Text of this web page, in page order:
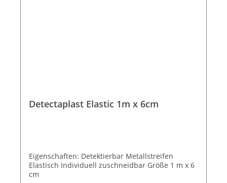
Detectaplast Elastic 1m x 6cm
Eigenschaften: Detektierbar Metallstreifen
Elastisch Individuell zuschneidbar Größe 1 m x 6
cm